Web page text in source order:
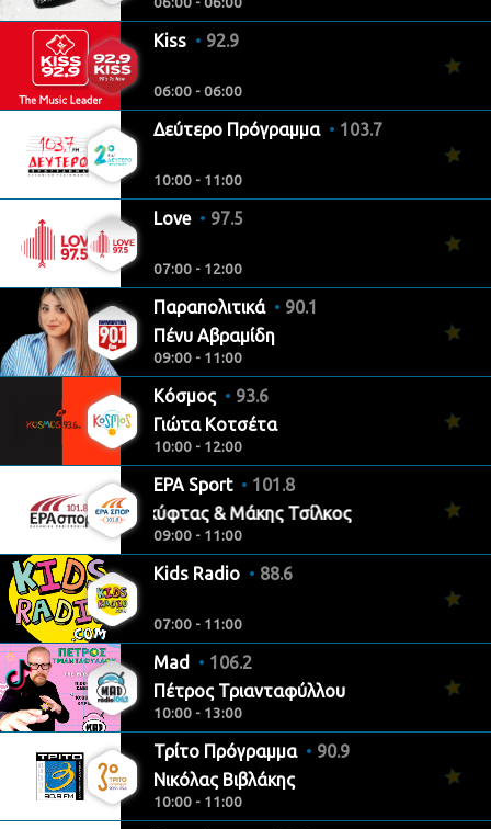
Kiss 92.9
06:00 - 06:00
Δεύτερο Πρόγραμμα 103.7
10:00 - 11:00
Love 97.5
07:00 - 12:00
Παραπολιτικά
90.1
Πένυ Αβραμίδη
09:00 - 11:00
Κόσμος
93.6
Γιώτα Κοτσέτα
10:00 - 12:00
ΕΡΑ Sport
101.8
Φάνης Σκύφτας & Μάκης Τσίλκος
09:00 - 11:00
Kids Radio 88.6
07:00 - 11:00
Mad
106.2
Πέτρος Τριανταφύλλου
10:00 - 13:00
Τρίτο Πρόγραμμα
90.9
Νικόλας Βιβλάκης
10:00 - 11:00